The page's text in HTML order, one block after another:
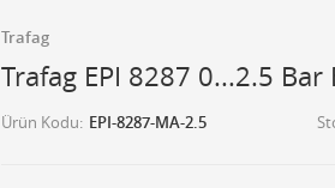
Trafag
Trafag EPI 8287 0...2.5 Bar
Ürün Kodu EPI-8287-MA-2.5